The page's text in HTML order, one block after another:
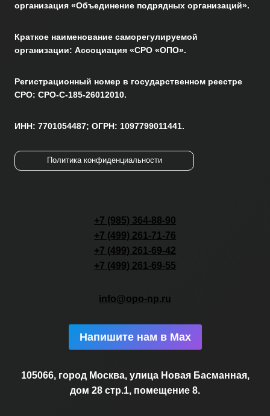
организация «Объединение подрядных организаций».
Краткое наименование саморегулируемой
организации: Ассоциация «СРО «ОПО».
Регистрационный номер в государственном реестре
СРО: СРО-С-185-26012010.
ИНН: 7701054487; ОГРН: 1097799011441.
Политика конфиденциальности
+7 (985) 364-88-90
+7 (499) 261-71-76
+7 (499) 261-69-42
+7 (499) 261-69-55
info@opo-np.ru
Напишите нам в Max
105066, город Москва, улица Новая Басманная,
дом 28 стр.1, помещение 8.